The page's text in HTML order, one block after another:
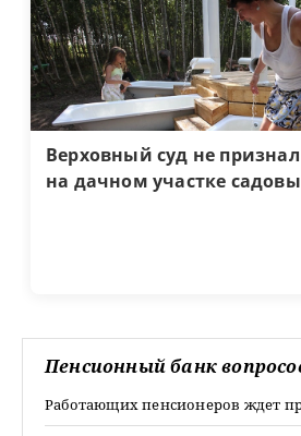
Верховный суд не
на дачном участке
Пенсионный банк
Работающих пенсионеров ждет